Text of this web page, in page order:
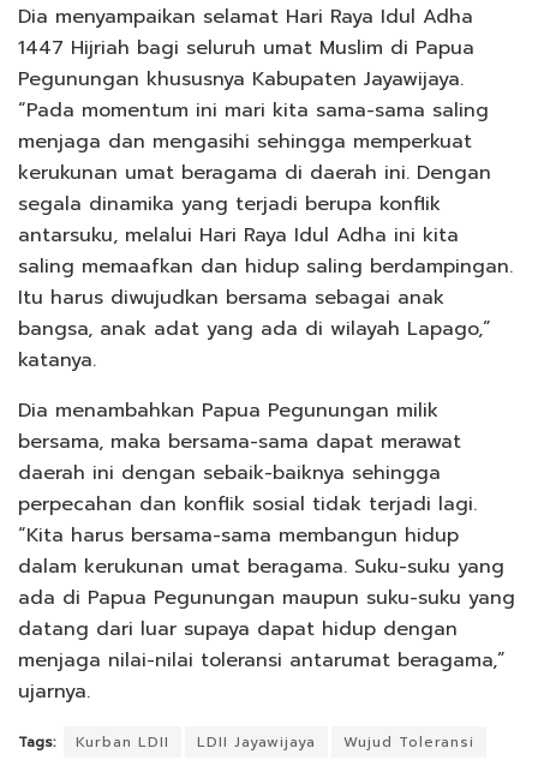
Dia menyampaikan selamat Hari Raya Idul Adha
1447 Hijriah bagi seluruh umat Muslim di Papua
Pegunungan khususnya Kabupaten Jayawijaya.
“Pada momentum ini mari kita sama-sama saling
menjaga dan mengasihi sehingga memperkuat
kerukunan umat beragama di daerah ini. Dengan
segala dinamika yang terjadi berupa konflik
antarsuku, melalui Hari Raya Idul Adha ini kita
saling memaafkan dan hidup saling berdampingan.
Itu harus diwujudkan bersama sebagai anak
bangsa, anak adat yang ada di wilayah Lapago,”
katanya.
Dia menambahkan Papua Pegunungan milik
bersama, maka bersama-sama dapat merawat
daerah ini dengan sebaik-baiknya sehingga
perpecahan dan konflik sosial tidak terjadi lagi.
“Kita harus bersama-sama membangun hidup
dalam kerukunan umat beragama. Suku-suku yang
ada di Papua Pegunungan maupun suku-suku yang
datang dari luar supaya dapat hidup dengan
menjaga nilai-nilai toleransi antarumat beragama,”
ujarnya.
Tags: Kurban LDII LDII Jayawijaya Wujud Toleransi